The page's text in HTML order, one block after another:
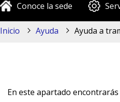
Conoce la sede
Inicio
Ayuda Ayuda a
En este apartado